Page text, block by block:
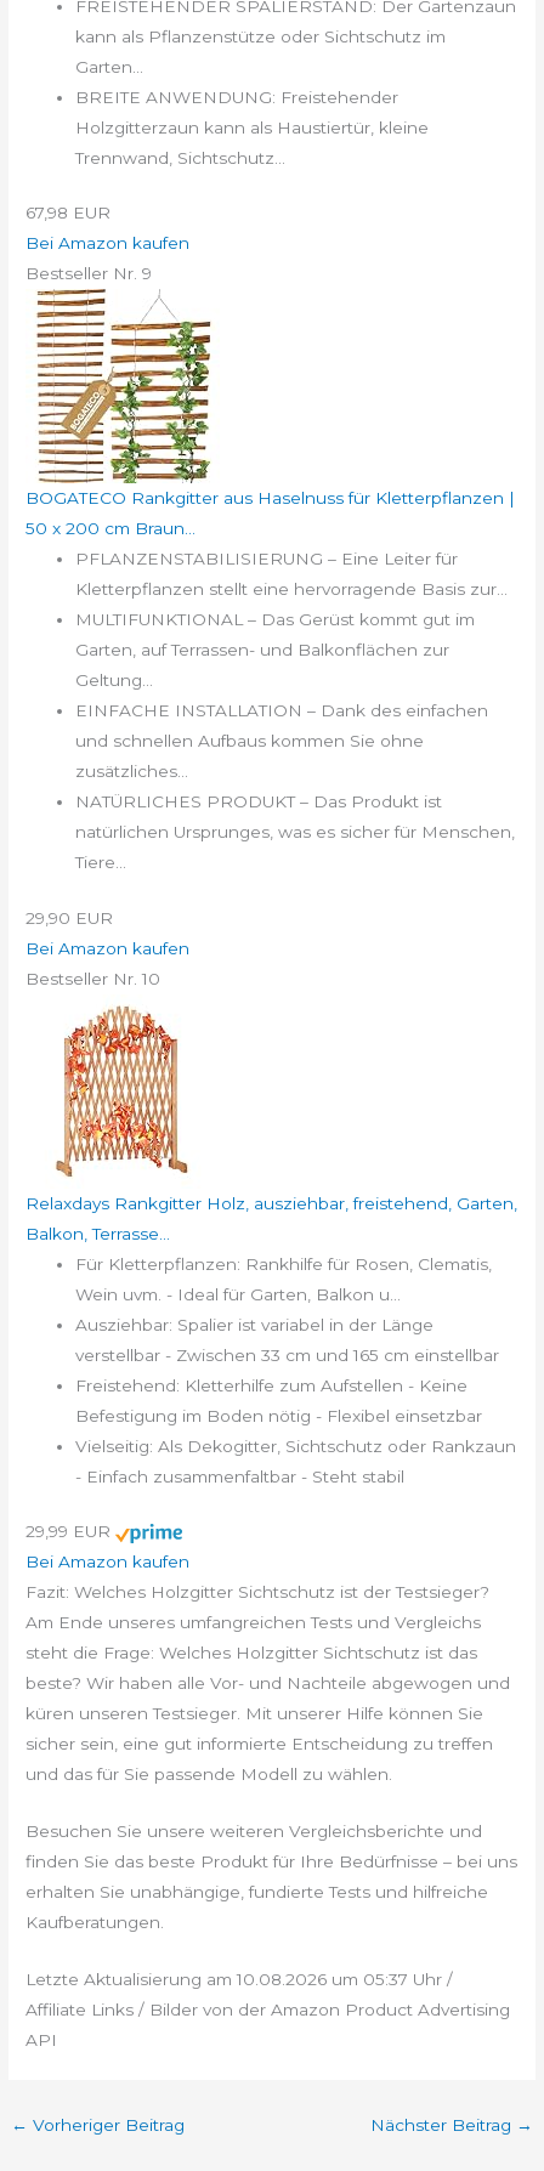
FREISTEHENDER SPALIERSTAND: Der Gartenzaun
kann als Pflanzenstütze oder Sichtschutz im
Garten...
BREITE ANWENDUNG: Freistehender
Holzgitterzaun kann als Haustiertür, kleine
Trennwand, Sichtschutz...
67,98 EUR
Bei Amazon kaufen
Bestseller Nr. 9
BOGATECO Rankgitter aus Haselnuss für Kletterpflanzen |
50 x 200 cm Braun...
PFLANZENSTABILISIERUNG – Eine Leiter für
Kletterpflanzen stellt eine hervorragende Basis zur...
MULTIFUNKTIONAL – Das Gerüst kommt gut im
Garten, auf Terrassen- und Balkonflächen zur
Geltung...
EINFACHE INSTALLATION – Dank des einfachen
und schnellen Aufbaus kommen Sie ohne
zusätzliches...
NATÜRLICHES PRODUKT – Das Produkt ist
natürlichen Ursprunges, was es sicher für Menschen,
Tiere...
29,90 EUR
Bei Amazon kaufen
Bestseller Nr. 10
Relaxdays Rankgitter Holz, ausziehbar, freistehend, Garten,
Balkon, Terrasse...
Für Kletterpflanzen: Rankhilfe für Rosen, Clematis,
Wein uvm. - Ideal für Garten, Balkon u...
Ausziehbar: Spalier ist variabel in der Länge
verstellbar - Zwischen 33 cm und 165 cm einstellbar
Freistehend: Kletterhilfe zum Aufstellen - Keine
Befestigung im Boden nötig - Flexibel einsetzbar
Vielseitig: Als Dekogitter, Sichtschutz oder Rankzaun
- Einfach zusammenfaltbar - Steht stabil
29,99 EUR
Bei Amazon kaufen
Fazit: Welches Holzgitter Sichtschutz ist der Testsieger?
Am Ende unseres umfangreichen Tests und Vergleichs
steht die Frage: Welches Holzgitter Sichtschutz ist das
beste? Wir haben alle Vor- und Nachteile abgewogen und
küren unseren Testsieger. Mit unserer Hilfe können Sie
sicher sein, eine gut informierte Entscheidung zu treffen
und das für Sie passende Modell zu wählen.
Besuchen Sie unsere weiteren Vergleichsberichte und
finden Sie das beste Produkt für Ihre Bedürfnisse – bei uns
erhalten Sie unabhängige, fundierte Tests und hilfreiche
Kaufberatungen.
Letzte Aktualisierung am 10.08.2026 um 05:37 Uhr /
Affiliate Links / Bilder von der Amazon Product Advertising
API
← Vorheriger Beitrag Nächster Beitrag →